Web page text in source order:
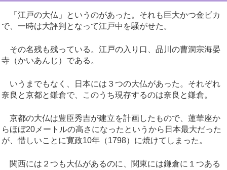
「江戸の大仏」というのがあった。それも巨大かつ金ビカ
で、一時は大評判となって江戸中を騒がせた。
その名残も残っている。江戸の入り口、品川の曹洞宗海晏
寺（かいあんじ）である。
いうまでもなく、日本には３つの大仏があった。それぞれ
奈良と京都と鎌倉で、このうち現存するのは奈良と鎌倉。
京都の大仏は豊臣秀吉が建立を計画したもので、蓮華座か
らほぼ20メートルの高さになったというから日本最大だった
が、惜しいことに寛政10年（1798）に焼けてしまった。
関西には２つも大仏があるのに、関東には鎌倉に１つある